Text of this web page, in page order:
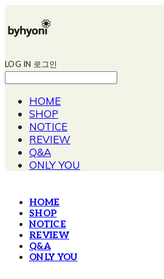
LOG IN 로그인
HOME
SHOP
NOTICE
REVIEW
Q&A
ONLY YOU
HOME
SHOP
NOTICE
REVIEW
Q&A
ONLY YOU